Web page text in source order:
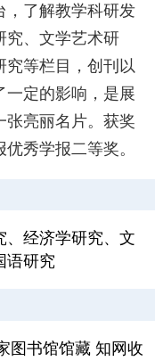
，了解教学科研发
究、文学艺术研
究等栏目，创刊以
一定的影响，是展
张亮丽名片。获奖
秀学报二等奖。
、经济学研究、文
语研究
图书馆馆藏 知网收